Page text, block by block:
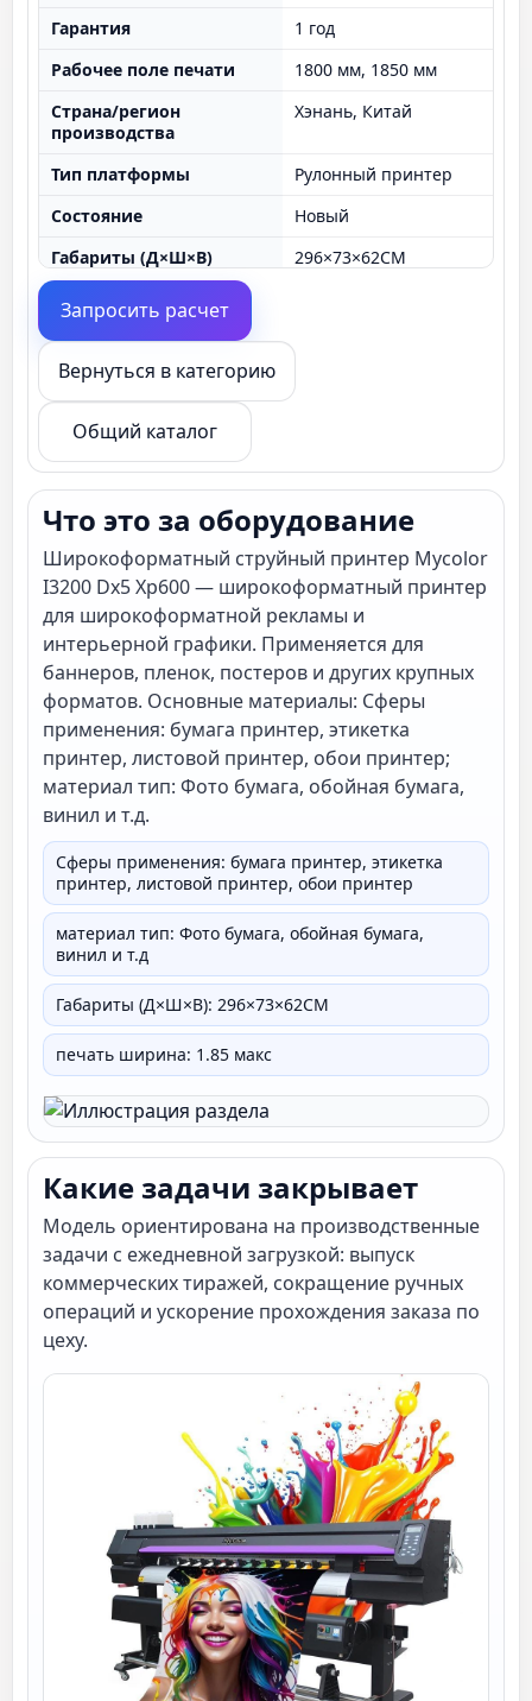
Гарантия
1 год
Рабочее поле печати
1800 мм, 1850 мм
Страна/регион
производства
Хэнань, Китай
Тип платформы
Рулонный принтер
Состояние
Новый
Габариты (Д×Ш×В)
296×73×62СМ
Сферы применения
Напряжение
Вес
материал тип
чернила
эко сольвент чернила и
печать ширина
1.85 макс
ПО
Фото печать
Применение
продукция
Запросить расчет
Вернуться в категорию
Общий каталог
Что это за оборудование
Широкоформатный струйный принтер Mycolor
I3200 Dx5 Xp600 — широкоформатный принтер
для широкоформатной рекламы и
интерьерной графики. Применяется для
баннеров, пленок, постеров и других крупных
форматов. Основные материалы: Сферы
применения: бумага принтер, этикетка
принтер, листовой принтер, обои принтер;
материал тип: Фото бумага, обойная бумага,
винил и т.д.
Сферы применения: бумага принтер, этикетка
принтер, листовой принтер, обои принтер
материал тип: Фото бумага, обойная бумага,
винил и т.д
Габариты (Д×Ш×В): 296×73×62СМ
печать ширина: 1.85 макс
Какие задачи закрывает
Модель ориентирована на производственные
задачи с ежедневной загрузкой: выпуск
коммерческих тиражей, сокращение ручных
операций и ускорение прохождения заказа по
цеху.